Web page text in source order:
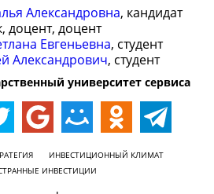
Александровна, кандидат
доцент, доцент
Евгеньевна, студент
Александрович, студент
университет сервиса
ИНВЕСТИЦИОННЫЙ КЛИМАТ
ИНВЕСТИЦИИ